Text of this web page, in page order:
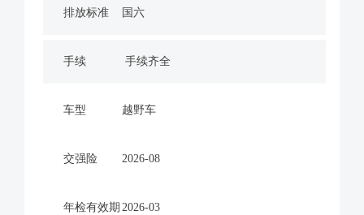
排放标准 国六
手续 手续齐全
车型 越野车
交强险 2026-08
年检有效期 2026-03